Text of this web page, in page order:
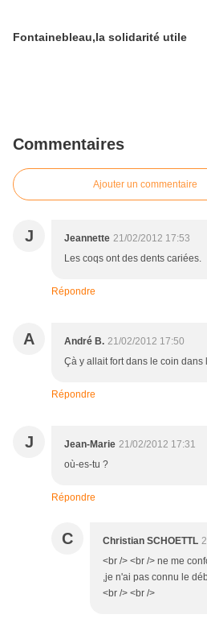
Fontainebleau,la solidarité utile
Commentaires
Ajouter un commentaire
J Jeannette 21/02/2012 17:53
Les coqs ont des dents cariées.
Répondre
A André B. 21/02/2012 17:50
Çà y allait fort dans le coin dans
Répondre
J Jean-Marie 21/02/2012 17:31
où-es-tu ?
Répondre
C Christian SCHOETTL
<br /> <br /> ne me
,je n'ai pas connu le
<br /> <br />